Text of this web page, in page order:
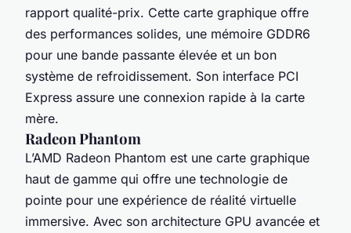
rapport qualité-prix. Cette carte graphique offre
des performances solides, une mémoire GDDR6
pour une bande passante élevée et un bon
système de refroidissement. Son interface PCI
Express assure une connexion rapide à la carte
mère.
Radeon Phantom
L’AMD Radeon Phantom est une carte graphique
haut de gamme qui offre une technologie de
pointe pour une expérience de réalité virtuelle
immersive. Avec son architecture GPU avancée et